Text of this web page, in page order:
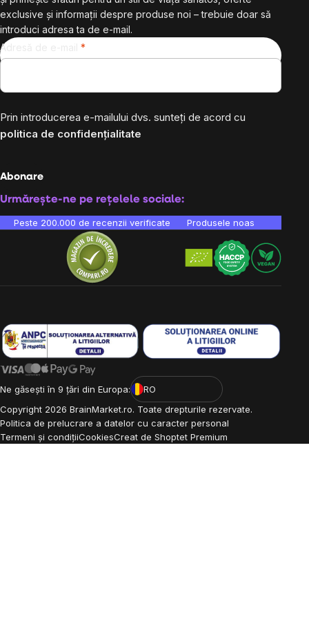
exclusive și informații despre produse noi – trebuie doar să
introduci adresa ta de e-mail.
Adresă de e-mail
Prin introducerea e-mailului dvs. sunteți de acord cu
politica de confidențialitate
Abonare
Urmărește-ne pe rețelele sociale:
Peste 200.000 de recenzii verificate Produsele noastre sunt
Ne găsești în 9 țări din Europa:
RO
Copyright 2026 BrainMarket.ro. Toate drepturile rezervate.
Politica de prelucrare a datelor cu caracter personal
Termeni și condițiiCookiesCreat de Shoptet Premium